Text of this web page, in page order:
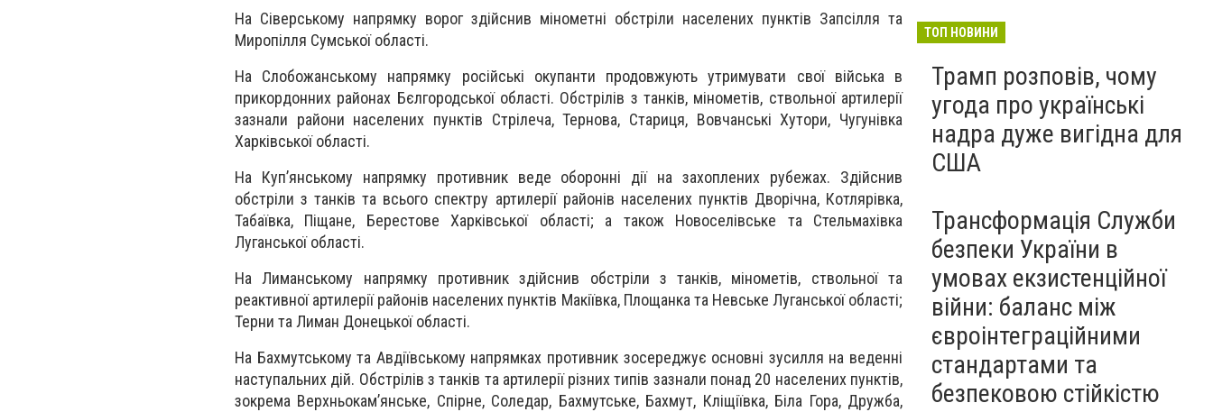
На Сіверському напрямку ворог здійснив мінометні обстріли населених пунктів Запсілля та
Миропілля Сумської області.
На Слобожанському напрямку російські окупанти продовжують утримувати свої війська в
прикордонних районах Бєлгородської області. Обстрілів з танків, мінометів, ствольної артилерії
зазнали райони населених пунктів Стрілеча, Тернова, Стариця, Вовчанські Хутори, Чугунівка
Харківської області.
На Куп’янському напрямку противник веде оборонні дії на захоплених рубежах. Здійснив
обстріли з танків та всього спектру артилерії районів населених пунктів Дворічна, Котлярівка,
Табаївка, Піщане, Берестове Харківської області; а також Новоселівське та Стельмахівка
Луганської області.
На Лиманському напрямку противник здійснив обстріли з танків, мінометів, ствольної та
реактивної артилерії районів населених пунктів Макіївка, Площанка та Невське Луганської області;
Терни та Лиман Донецької області.
На Бахмутському та Авдіївському напрямках противник зосереджує основні зусилля на веденні
наступальних дій. Обстрілів з танків та артилерії різних типів зазнали понад 20 населених пунктів,
зокрема Верхньокам’янське, Спірне, Соледар, Бахмутське, Бахмут, Кліщіївка, Біла Гора, Дружба,
доброчесності й
ТОП НОВИНИ
Трамп розповів, чому
угода про українські
надра дуже вигідна для
США
Трансформація Служби
безпеки України в
умовах екзистенційної
війни: баланс між
євроінтеграційними
стандартами та
безпековою стійкістю